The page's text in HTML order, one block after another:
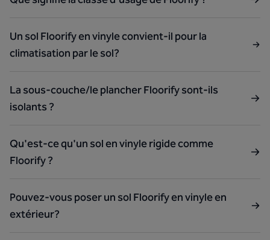
Un sol Floorify en vinyle convient-il pour la
climatisation par le sol?
La sous-couche/le plancher Floorify sont-ils
isolants ?
Qu'est-ce qu'un sol en vinyle rigide comme
Floorify ?
Pouvez-vous poser un sol Floorify en vinyle en
extérieur?